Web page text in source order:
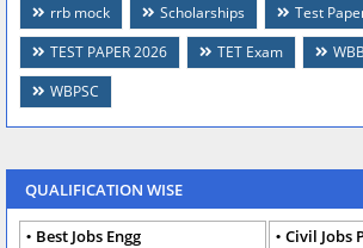
rrb mock
Scholarships
Test
TEST PAPER 2026
TET Exam
WBPSC
QUALIFICATION WISE
Best Jobs Engg
Civil Jobs